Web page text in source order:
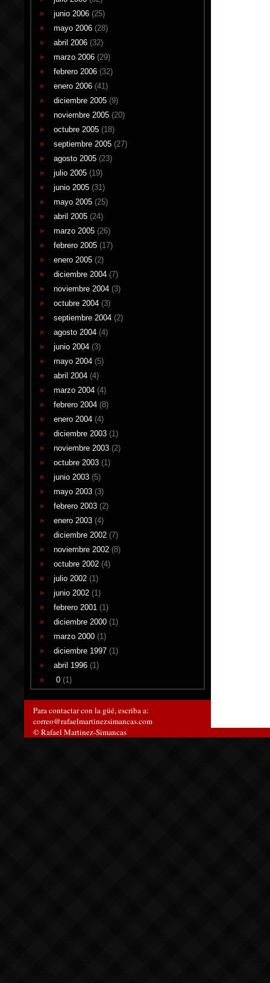
junio 2006 (25)
mayo 2006 (28)
abril 2006 (32)
marzo 2006 (29)
febrero 2006 (32)
enero 2006 (41)
diciembre 2005 (9)
noviembre 2005 (20)
octubre 2005 (18)
septiembre 2005 (27)
agosto 2005 (23)
julio 2005 (19)
junio 2005 (31)
mayo 2005 (25)
abril 2005 (24)
marzo 2005 (26)
febrero 2005 (17)
enero 2005 (2)
diciembre 2004 (7)
noviembre 2004 (3)
octubre 2004 (3)
septiembre 2004 (2)
agosto 2004 (4)
junio 2004 (3)
mayo 2004 (5)
abril 2004 (4)
marzo 2004 (4)
febrero 2004 (8)
enero 2004 (4)
diciembre 2003 (1)
noviembre 2003 (2)
octubre 2003 (1)
junio 2003 (5)
mayo 2003 (3)
febrero 2003 (2)
enero 2003 (4)
diciembre 2002 (7)
noviembre 2002 (8)
octubre 2002 (4)
julio 2002 (1)
junio 2002 (1)
febrero 2001 (1)
diciembre 2000 (1)
marzo 2000 (1)
diciembre 1997 (1)
abril 1996 (1)
0 (1)
Para contactar con la güé, escriba a:
correo@rafaelmartinezsimancas.com
© Rafael Martinez-Simancas